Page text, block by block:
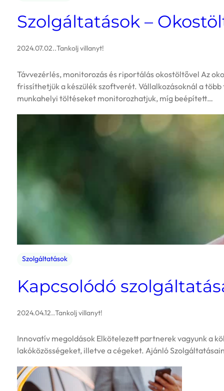
Szolgáltatások –
2024.07.02..Tankolj villanyt!
Távvezérlés, monitorozás és riportálás okostöltővel Az
frissíthetjük a készülék szoftverét. Vállalkozásoknál a
munkahelyi töltéseket monitorozhatjuk, míg beépített…
Szolgáltatások
Kapcsolódó
2024.04.12..Tankolj villanyt!
Innovatív megoldások Elkötelezett partnerek vagyunk a
lakóközösségeket, illetve a cégeket. Ajánló